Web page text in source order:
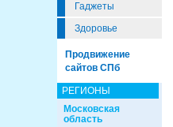
Гаджеты
Здоровье
Продвижение
сайтов СПб
РЕГИОНЫ
Московская
область